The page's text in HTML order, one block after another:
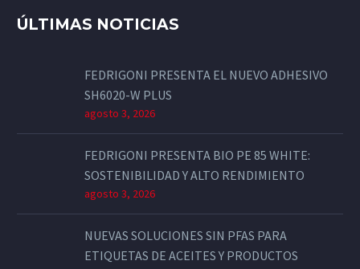
ÚLTIMAS NOTICIAS
FEDRIGONI PRESENTA EL NUEVO ADHESIVO
SH6020-W PLUS
agosto 3, 2026
FEDRIGONI PRESENTA BIO PE 85 WHITE:
SOSTENIBILIDAD Y ALTO RENDIMIENTO
agosto 3, 2026
NUEVAS SOLUCIONES SIN PFAS PARA
ETIQUETAS DE ACEITES Y PRODUCTOS